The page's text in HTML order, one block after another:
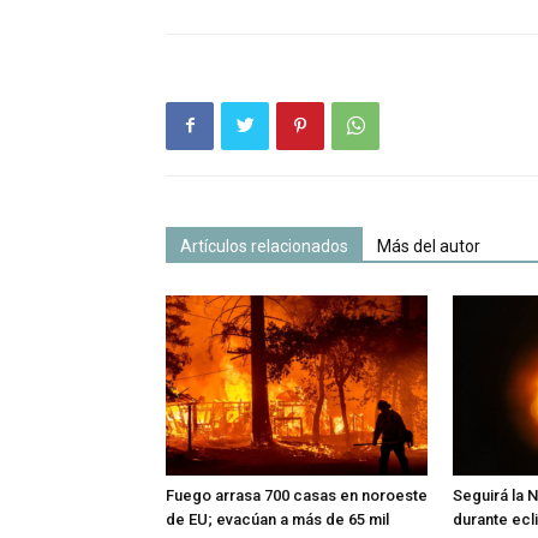
Artículos relacionados Más del autor
Fuego arrasa 700 casas en noroeste
de EU; evacúan a más de 65 mil
Seguirá la
durante